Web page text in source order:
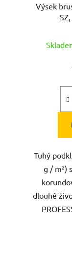
Výsek
Tuhý
g / m²)
dlouhé